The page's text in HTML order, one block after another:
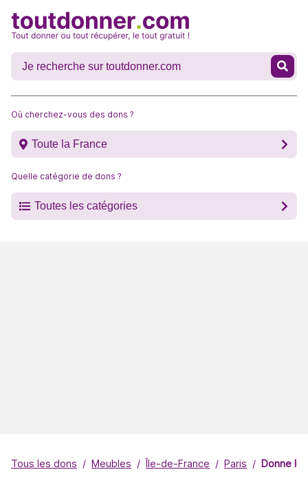
Où cherchez-vous des dons ?
Toute la France
Quelle catégorie de dons ?
Toutes les catégories
Tous les dons Meubles Île-de-France Paris Donne lit